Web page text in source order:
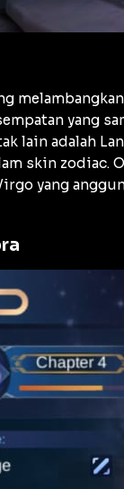
yang
lain adalah
skin zodiac.
yang